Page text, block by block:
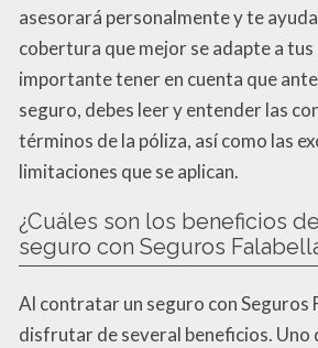
asesorará personalmente y te
cobertura que mejor se adapte a tus
importante tener en cuenta que
seguro, debes leer y entender las
términos de la póliza, así como las
limitaciones que se aplican.
¿Cuáles son los beneficios
seguro con Seguros
Al contratar un seguro con Seguros
disfrutar de several beneficios. Uno